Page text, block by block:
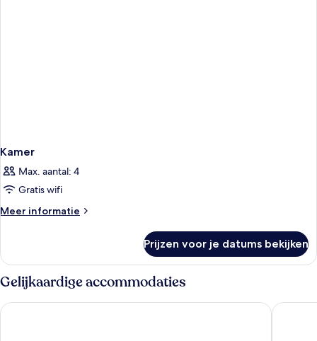
Kamer
Max. aantal: 4
Gratis wifi
Meer informatie
Meer
Prijzen voor je datums bekijken
Gelijkaardige accommodaties
Days Inn by Wyndham Williamsburg Historic Area Super 8